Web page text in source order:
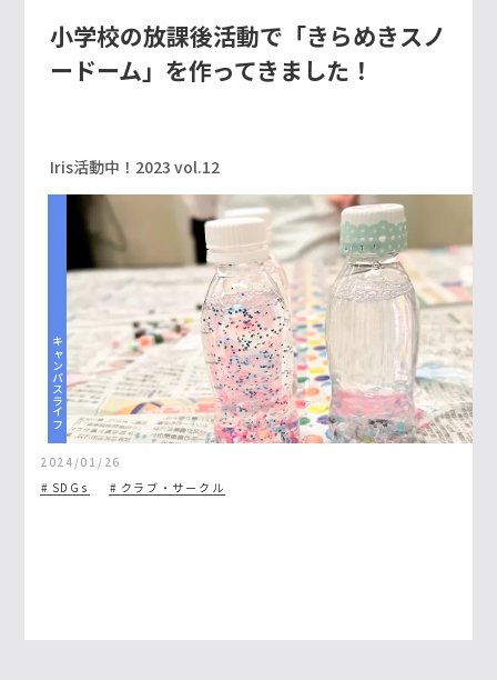
小学校の放課後活動で「きらめきスノ
ードーム」を作ってきました！
Iris活動中！2023 vol.12
キャンパスライフ
2024/01/26
SDGs
クラブ・サークル